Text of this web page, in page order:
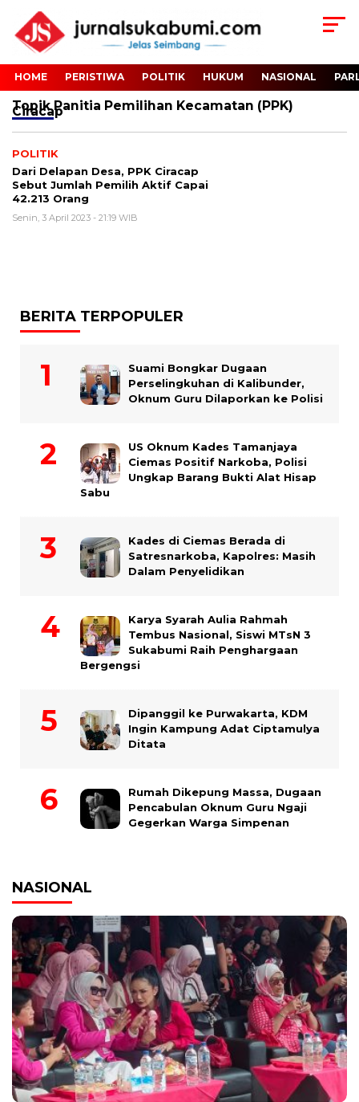
HOME PERISTIWA POLITIK HUKUM NASIONAL
TopikPanitia Pemilihan Kecamatan (PPK)
Ciracap
POLITIK
Dari Delapan Desa, PPK Ciracap
Sebut Jumlah Pemilih Aktif Capai
42.213 Orang
Senin, 3 April 2023 - 21:19 WIB
BERITA TERPOPULER
Suami Bongkar Dugaan
Perselingkuhan di Kalibunder,
Oknum Guru Dilaporkan ke Polisi
US Oknum Kades Tamanjaya
Ciemas Positif Narkoba, Polisi
Ungkap Barang Bukti Alat Hisap
Sabu
Kades di Ciemas Berada di
Satresnarkoba, Kapolres: Masih
Dalam Penyelidikan
Karya Syarah Aulia Rahmah
Tembus Nasional, Siswi MTsN 3
Sukabumi Raih Penghargaan
Bergengsi
Dipanggil ke Purwakarta, KDM
Ingin Kampung Adat Ciptamulya
Ditata
Rumah Dikepung Massa, Dugaan
Pencabulan Oknum Guru Ngaji
Gegerkan Warga Simpenan
NASIONAL